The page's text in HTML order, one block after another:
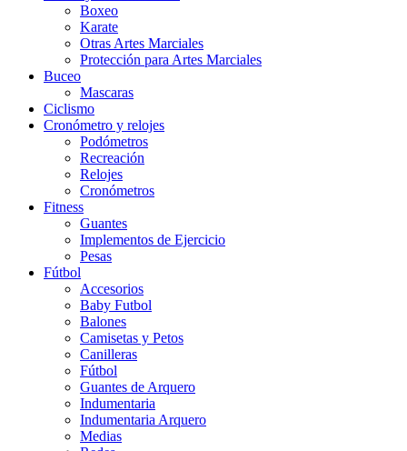
Boxeo
Karate
Otras Artes Marciales
Protección para Artes Marciales
Buceo
Mascaras
Ciclismo
Cronómetro y relojes
Podómetros
Recreación
Relojes
Cronómetros
Fitness
Guantes
Implementos de Ejercicio
Pesas
Fútbol
Accesorios
Baby Futbol
Balones
Camisetas y Petos
Canilleras
Fútbol
Guantes de Arquero
Indumentaria
Indumentaria Arquero
Medias